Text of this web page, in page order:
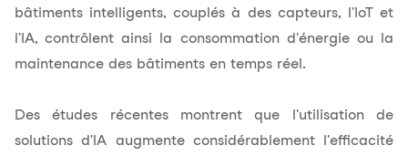
bâtiments intelligents, couplés à des capteurs, l'IoT et
l'IA, contrôlent ainsi la consommation d'énergie ou la
maintenance des bâtiments en temps réel.
Des études récentes montrent que l'utilisation de
solutions d'IA augmente considérablement l'efficacité